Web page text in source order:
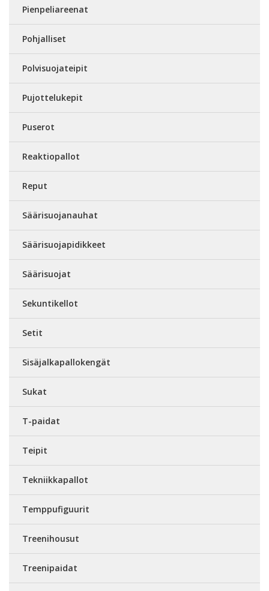
Pienpeliareenat
Pohjalliset
Polvisuojateipit
Pujottelukepit
Puserot
Reaktiopallot
Reput
Säärisuojanauhat
Säärisuojapidikkeet
Säärisuojat
Sekuntikellot
Setit
Sisäjalkapallokengät
Sukat
T-paidat
Teipit
Tekniikkapallot
Temppufiguurit
Treenihousut
Treenipaidat